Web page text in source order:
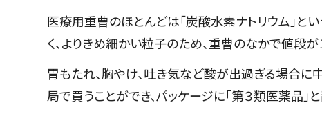
医療用重曹のほとんどは「炭酸水素ナトリウム」と
く、よりきめ細かい粒子のため、重曹のなかで値段が
胃もたれ、胸やけ、吐き気など酸が出過ぎる場合に
局で買うことができ、パッケージに「第３類医薬品」